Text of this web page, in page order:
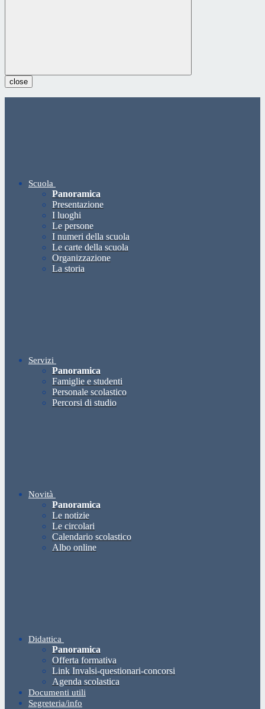
close
Scuola
Panoramica
Presentazione
I luoghi
Le persone
I numeri della scuola
Le carte della scuola
Organizzazione
La storia
Servizi
Panoramica
Famiglie e studenti
Personale scolastico
Percorsi di studio
Novità
Panoramica
Le notizie
Le circolari
Calendario scolastico
Albo online
Didattica
Panoramica
Offerta formativa
Link Invalsi-questionari-concorsi
Agenda scolastica
Documenti utili
Segreteria/info